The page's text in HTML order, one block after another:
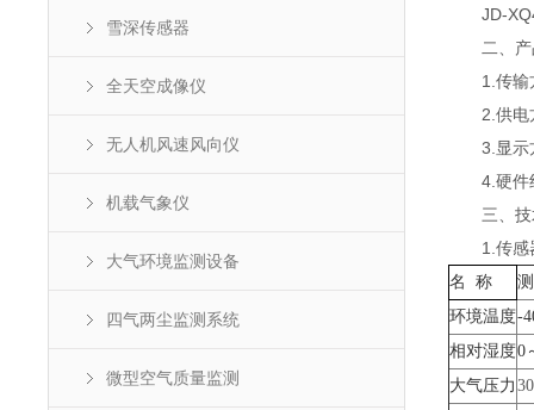
雪深传感器
全天空成像仪
无人机风速风向仪
机载气象仪
大气环境监测设备
四气两尘监测系统
微型空气质量监测
JD-XQ4
二、产
1.传输方
2.供电
3.显示方
4.硬件组
三、技
1.传感
名 称
环境温度-
相对湿度0
大气压力